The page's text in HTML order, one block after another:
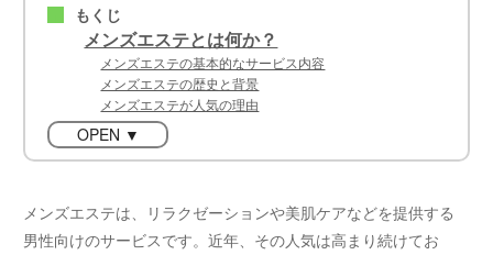
■ もくじ
メンズエステとは何か？
メンズエステの基本的なサービス内容
メンズエステの歴史と背景
メンズエステが人気の理由
OPEN ▼
メンズエステは、リラクゼーションや美肌ケアなどを提供する
男性向けのサービスです。近年、その人気は高まり続けてお